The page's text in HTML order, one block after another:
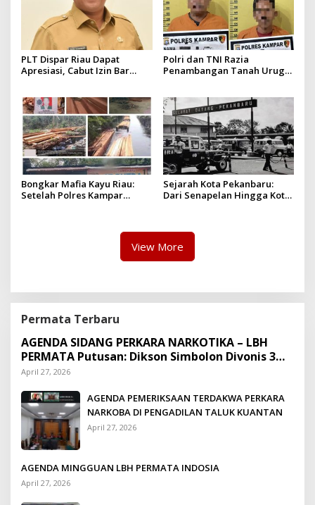
PLT Dispar Riau Dapat
Apresiasi, Cabut Izin Bar
Polri dan TNI Razia
Penambangan Tanah Urug,
Bongkar Mafia Kayu Riau:
Setelah Polres Kampar
Hapus Berita Kian Menguat
Sejarah Kota Pekanbaru:
Dari Senapelan Hingga Kota
View More
Permata Terbaru
AGENDA SIDANG PERKARA NARKOTIKA – LBH
PERMATA Putusan: Dikson Simbolon Divonis 3
Tahun Penjara
April 27, 2026
AGENDA PEMERIKSAAN TERDAKWA PERKARA
NARKOBA DI PENGADILAN TALUK KUANTAN
April 27, 2026
AGENDA MINGGUAN LBH PERMATA INDOSIA
April 27, 2026